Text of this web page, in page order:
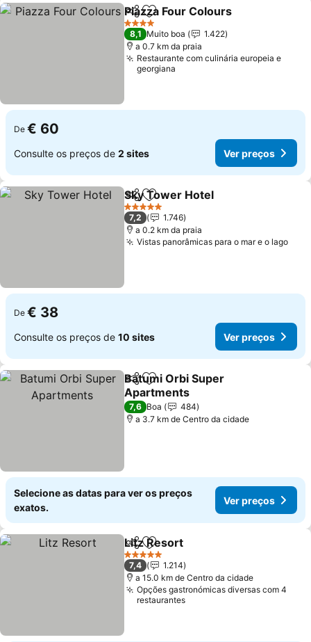
PartilharAdicionar aos favoritos
Piazza Four Colours
4 Estrelas
8,1 Muito boa
1.422
a 0.7 km da praia
Restaurante com culinária europeia e
georgiana
De € 60
Consulte os preços de 2 sites Ver preços
PartilharAdicionar aos favoritos
Sky Tower Hotel
5 Estrelas
7,2
1.746
a 0.2 km da praia
Vistas panorâmicas para o mar e o lagoVer
De € 38
Consulte os preços de 10 sites Ver preços
PartilharAdicionar aos favoritos
Batumi Orbi Super
Apartments
Ver preços
7,6 Boa
484
a 3.7 km de Centro da cidade
Selecione as datas para ver os preços
exatos.
Ver preços
PartilharAdicionar aos favoritos
Litz Resort
5 Estrelas
7,4
1.214
a 15.0 km de Centro da cidade
Opções gastronómicas diversas com 4
restaurantes